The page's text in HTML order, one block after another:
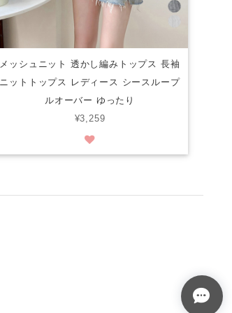
メッシュニット 透かし編みトップス 長袖
ニットトップス レディース シースループ
ルオーバー ゆったり
¥3,259